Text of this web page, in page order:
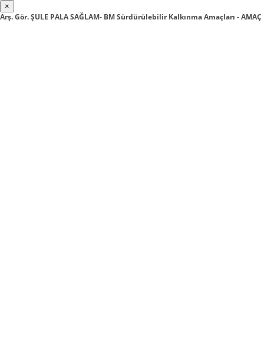
×
Arş. Gör. ŞULE PALA SAĞLAM- BM Sürdürülebilir Kalkınma Amaçları - AMAÇ